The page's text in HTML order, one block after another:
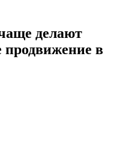
делают
продвижение в